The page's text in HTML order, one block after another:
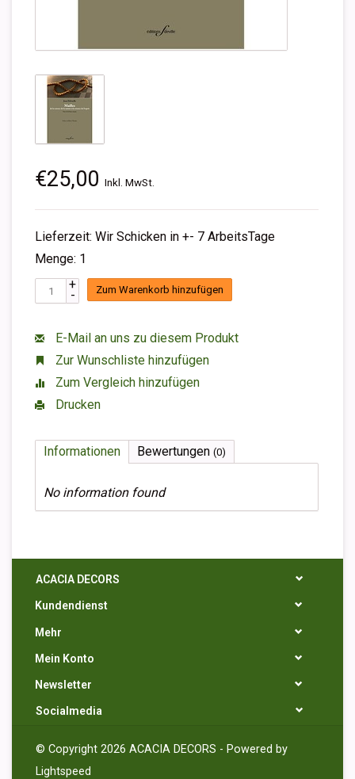
€25,00 Inkl. MwSt.
Lieferzeit: Wir Schicken in +- 7 ArbeitsTage
Menge: 1
+
- Zum Warenkorb hinzufügen
E-Mail an uns zu diesem Produkt
Zur Wunschliste hinzufügen
Zum Vergleich hinzufügen
Drucken
Informationen Bewertungen (0)
No information found
ACACIA DECORS
Kundendienst
Mehr
Mein Konto
Newsletter
Socialmedia
© Copyright 2026 ACACIA DECORS - Powered by
Lightspeed